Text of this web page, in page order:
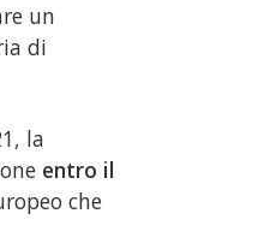
un
di
la
entro il
che